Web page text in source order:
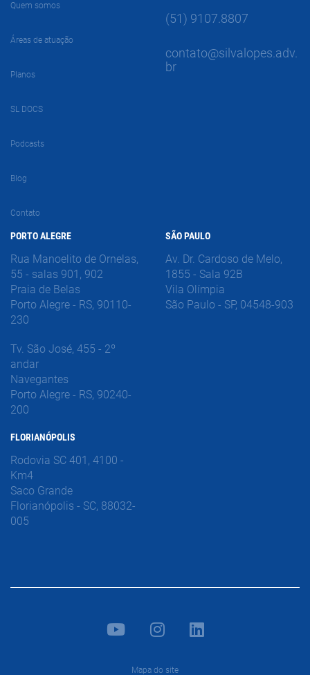
Quem somos
Áreas de atuação
Planos
SL DOCS
Podcasts
Blog
Contato
(51) 9107.8807
contato@silvalopes.adv.
br
PORTO ALEGRE
Rua Manoelito de Ornelas,
55 - salas 901, 902
Praia de Belas
Porto Alegre - RS, 90110-
230
Tv. São José, 455 - 2º
andar
Navegantes
Porto Alegre - RS, 90240-
200
FLORIANÓPOLIS
Rodovia SC 401, 4100 -
Km4
Saco Grande
Florianópolis - SC, 88032-
005
SÃO PAULO
Av. Dr. Cardoso de Melo,
1855 - Sala 92B
Vila Olímpia
São Paulo - SP, 04548-903
Mapa do site